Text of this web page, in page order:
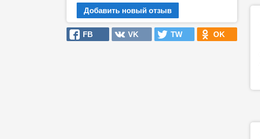
Добавить новый отзыв
FB VK TW OK